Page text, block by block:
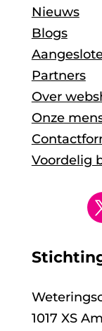
Nieuws
Blogs
Partners
Over
Onze
Voordelig
1017 XS